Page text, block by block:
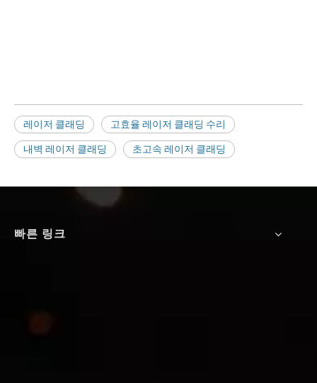
레이저 클래딩 고효율 레이저 클래딩 수리
내벽 레이저 클래딩 초고속 레이저 클래딩
빠른 링크